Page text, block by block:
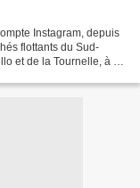
Instagram, depuis
flottants du Sud-
et de la Tournelle, à 2